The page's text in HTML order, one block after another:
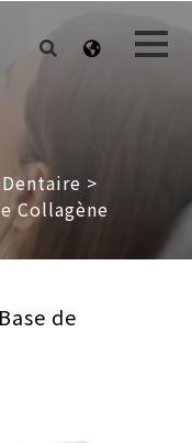
Dentaire >
Collagène
de